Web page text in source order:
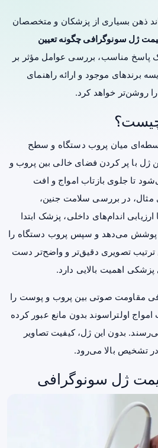
ذهن بسیاری از پزشکان و متخصصان
ژل سونوگرافی چگونه تعیین
پاسخ مناسب، بررسی عوامل مؤثر بر
برندهای موجود و ارائه راهنمای
روشن‌تر خواهد کرد.
میان پروب دستگاه و سطح
با پر کردن فضای خالی بین پروب و
تا جلوی بازتاب امواج و افت
مثال، در بررسی سلامت جنین،
اندام‌های داخلی، پزشک ابتدا
پوشش می‌دهد و سپس پروب دستگاه را
ترتیب تصویری دقیق‌تر و واضح‌تر دست
اهمیت بالایی دارد.
مقاومت صوتی بین پروب و پوست را
اولتراسوند بدون مانع عبور کرده
بدون این ژل، کیفیت تصاویر
تشخیص بالا می‌رود.
ژل سونوگرافی